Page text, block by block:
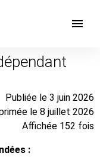
Publiée le 3 juin 2026
le 8 juillet 2026
Affichée 152 fois
: